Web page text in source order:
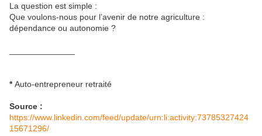
La question est simple :
Que voulons-nous pour l’avenir de notre agriculture :
dépendance ou autonomie ?
*Auto-entrepreneur retraité
Source :
https://www.linkedin.com/feed/update/urn:li:activity:73785327424
15671296/